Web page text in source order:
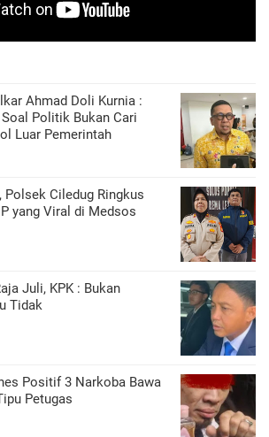
Ahmad Doli Kurnia :
Politik Bukan Cari
Luar Pemerintah
Polsek Ciledug Ringkus
yang Viral di Medsos
Juli, KPK : Bukan
Tidak
Positif 3 Narkoba Bawa
Petugas